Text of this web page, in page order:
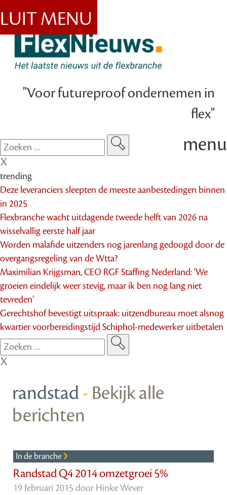
"Voor futureproof ondernemen in
flex"
MENU
menu
trending
Deze leveranciers sleepten de meeste aanbestedingen binnen
in 2025
Flexbranche wacht uitdagende tweede helft van 2026 na
wisselvallig eerste half jaar
Worden malafide uitzenders nog jarenlang gedoogd door de
overgangsregeling van de Wtta?
Maximilian Krijgsman, CEO RGF Staffing Nederland: ‘We
groeien eindelijk weer stevig, maar ik ben nog lang niet
tevreden’
Gerechtshof bevestigt uitspraak: uitzendbureau moet alsnog
kwartier voorbereidingstijd Schiphol-medewerker uitbetalen
randstad- Bekijk alle
berichten
In de branche
Randstad Q4 2014 omzetgroei 5%
19 februari 2015 door Hinke Wever